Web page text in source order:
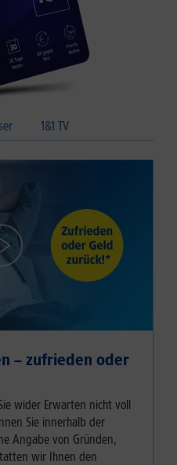
1&1 TV
– zufrieden oder
wider Erwarten nicht voll
Sie innerhalb der
Angabe von Gründen,
wir Ihnen den